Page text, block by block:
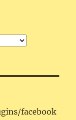
facebook